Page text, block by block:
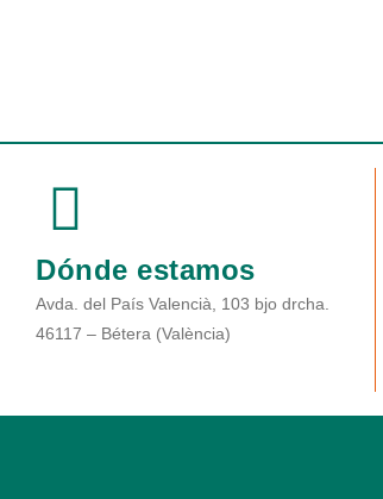
Dónde estamos
Avda. del País Valencià, 103 bjo drcha.
46117 – Bétera (València)